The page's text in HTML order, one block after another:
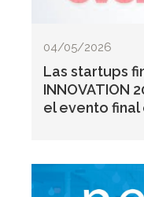
04/05/2026
Las startups
INNOVATION
el evento